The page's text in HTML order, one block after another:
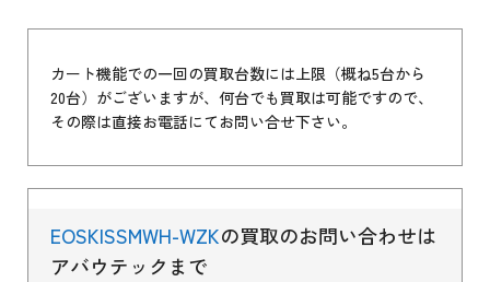
カート機能での一回の買取台数には上限（概ね5台から
20台）がございますが、何台でも買取は可能ですので、
その際は直接お電話にてお問い合せ下さい。
EOSKISSMWH-WZKの買取のお問い合わせは
アバウテックまで